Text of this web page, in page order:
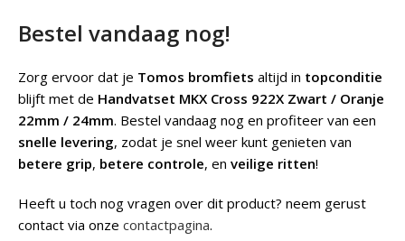
Bestel vandaag nog!
Zorg ervoor dat je Tomos bromfiets altijd in topconditie
blijft met de Handvatset MKX Cross 922X Zwart / Oranje
22mm / 24mm. Bestel vandaag nog en profiteer van een
snelle levering, zodat je snel weer kunt genieten van
betere grip, betere controle, en veilige ritten!
Heeft u toch nog vragen over dit product? neem gerust
contact via onze contactpagina.